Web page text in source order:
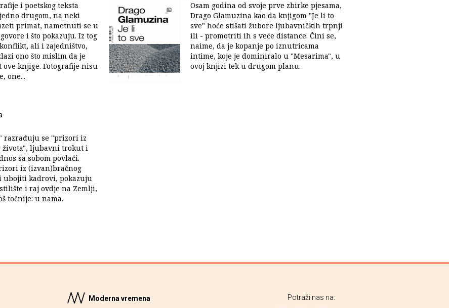
i poetskog teksta
drugom, na neki
primat, nametnuti se u
i što pokazuju. Iz tog
ali i zajedništvo,
ono što mislim da je
knjige. Fotografije nisu
one...
Osam godina od svoje prve zbirke pjesama,
Drago Glamuzina kao da knjigom "Je li to
sve" hoće stišati žubore ljubavničkih trpnji
ili - promotriti ih s veće distance. Čini se,
naime, da je kopanje po iznutricama
intime, koje je dominiralo u "Mesarima", u
ovoj knjizi tek u drugom planu.
razrađuju se "prizori iz
života", ljubavni trokut i
sa sobom povlači.
iz (izvan)bračnog
ubojiti kadrovi, pokazuju
i raj ovdje na Zemlji,
točnije: u nama.
Moderna vremena Potraži nas na: